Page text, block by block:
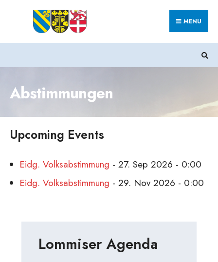
MENU
Abstimmungen
Upcoming Events
Eidg. Volksabstimmung - 27. Sep 2026 - 0:00
Eidg. Volksabstimmung - 29. Nov 2026 - 0:00
Lommiser Agenda
Search
for: